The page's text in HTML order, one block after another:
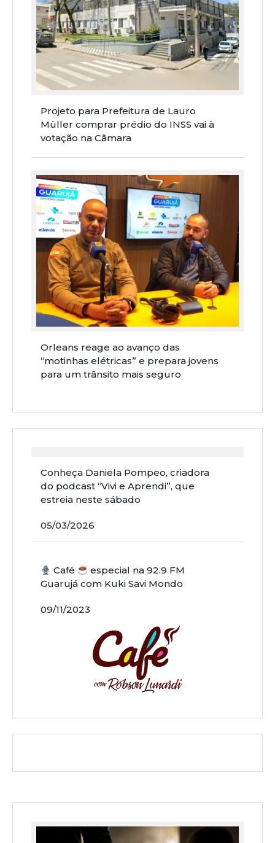
Projeto para Prefeitura de Lauro
Müller comprar prédio do INSS vai à
votação na Câmara
Orleans reage ao avanço das
“motinhas elétricas” e prepara jovens
para um trânsito mais seguro
Conheça Daniela Pompeo, criadora
do podcast “Vivi e Aprendi”, que
estreia neste sábado
05/03/2026
Café
especial na 92.9 FM
Guarujá com Kuki Savi Mondo
09/11/2023